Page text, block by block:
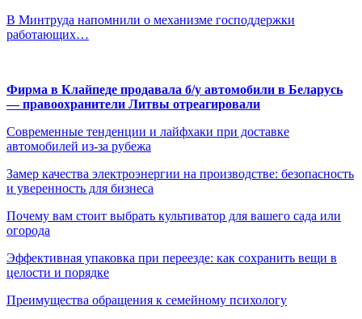
В Минтруда напомнили о механизме господдержки
работающих…
Фирма в Клайпеде продавала б/у автомобили в Беларусь
— правоохранители Литвы отреагировали
Современные тенденции и лайфхаки при доставке
автомобилей из-за рубежа
Замер качества электроэнергии на производстве: безопасность
и уверенность для бизнеса
Почему вам стоит выбрать культиватор для вашего сада или
огорода
Эффективная упаковка при переезде: как сохранить вещи в
целости и порядке
Преимущества обращения к семейному психологу